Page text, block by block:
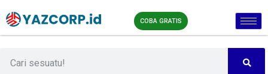
COBA GRATIS